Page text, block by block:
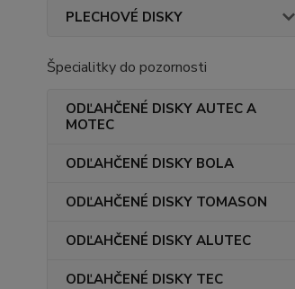
PLECHOVÉ DISKY
Špecialitky do pozornosti
ODĽAHČENÉ DISKY AUTEC A
MOTEC
ODĽAHČENÉ DISKY BOLA
ODĽAHČENÉ DISKY TOMASON
ODĽAHČENÉ DISKY ALUTEC
ODĽAHČENÉ DISKY TEC